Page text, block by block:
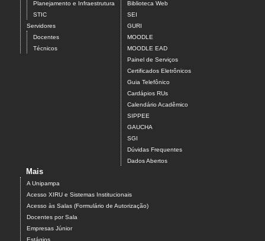
Planejamento e Infraestrutura
STIC
Servidores
Docentes
Técnicos
Biblioteca Web
SEI
GURI
MOODLE
MOODLE EAD
Painel de Serviços
Certificados Eletrônicos
Guia Telefônico
Cardápios RUs
Calendário Acadêmico
SIPPEE
GAUCHA
SGI
Dúvidas Frequentes
Dados Abertos
Mais
A Unipampa
Acesso XIRU e Sistemas Institucionais
Acesso às Salas (Formulário de Autorização)
Docentes por Sala
Empresas Júnior